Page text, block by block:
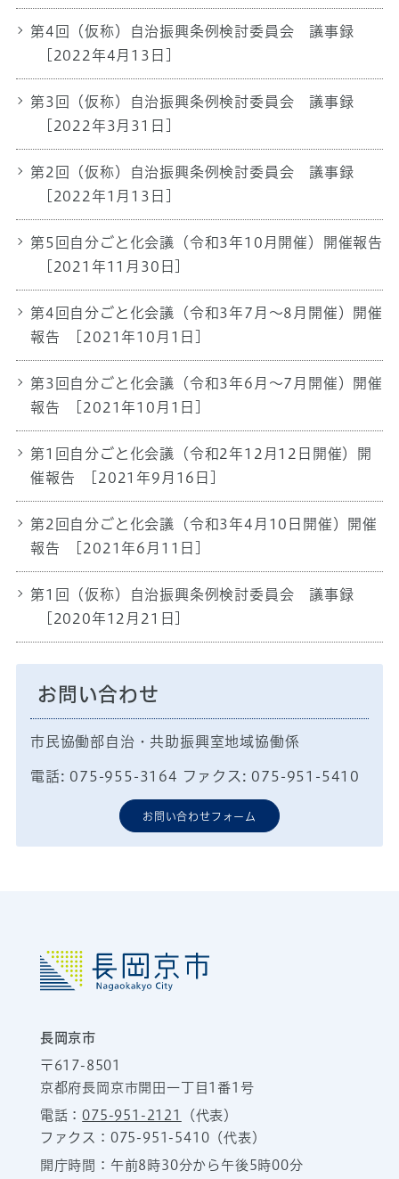
第4回（仮称）自治振興条例検討委員会 議事録
[2022年4月13日]
第3回（仮称）自治振興条例検討委員会 議事録
[2022年3月31日]
第2回（仮称）自治振興条例検討委員会 議事録
[2022年1月13日]
第5回自分ごと化会議（令和3年10月開催）開催報告
[2021年11月30日]
第4回自分ごと化会議（令和3年7月～8月開催）開催
報告
[2021年10月1日]
第3回自分ごと化会議（令和3年6月～7月開催）開催
報告
[2021年10月1日]
第1回自分ごと化会議（令和2年12月12日開催）開
催報告
[2021年9月16日]
第2回自分ごと化会議（令和3年4月10日開催）開催
報告
[2021年6月11日]
第1回（仮称）自治振興条例検討委員会 議事録
[2020年12月21日]
お問い合わせ
市民協働部自治・共助振興室地域協働係
電話: 075-955-3164 ファクス: 075-951-5410
お問い合わせフォーム
長岡京市
〒617-8501
京都府長岡京市開田一丁目1番1号
電話：075-951-2121
（代表）
ファクス：075-951-5410（代表）
開庁時間：午前8時30分から午後5時00分